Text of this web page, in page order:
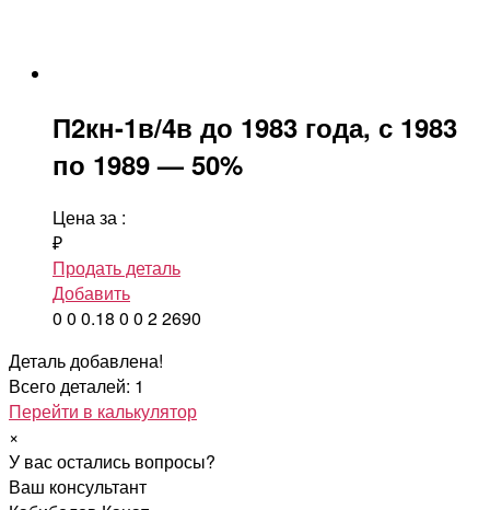
П2кн-1в/4в до 1983 года, с 1983
по 1989 — 50%
Цена за :
₽
Продать деталь
Добавить
0 0 0.18 0 0 22690
Деталь добавлена!
Всего деталей: 1
Перейти в калькулятор
×
У вас остались вопросы?
Ваш консультант